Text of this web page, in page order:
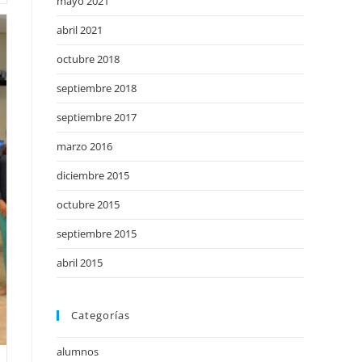
abril 2021
octubre 2018
septiembre 2018
septiembre 2017
marzo 2016
diciembre 2015
octubre 2015
septiembre 2015
abril 2015
Categorías
alumnos